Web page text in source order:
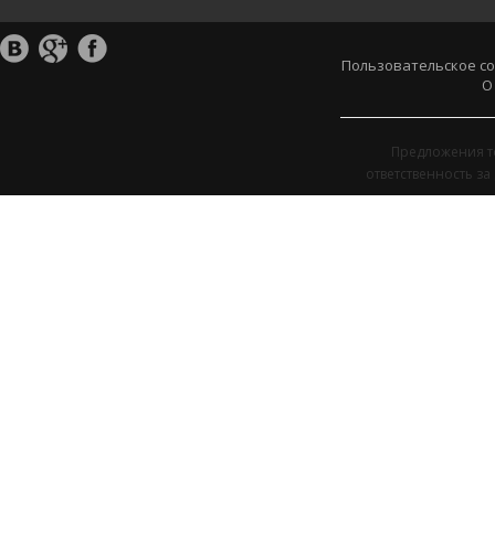
Пользовательское
О
Предложения
ответственность